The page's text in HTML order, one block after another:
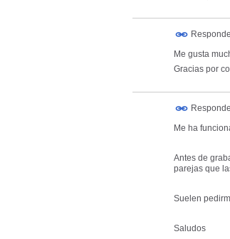
Me gusta
Gracias por
Me ha
Antes de
parejas que
Suelen
Saludos